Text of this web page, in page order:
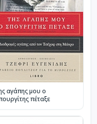
αγάπης μου ο
πέταξε